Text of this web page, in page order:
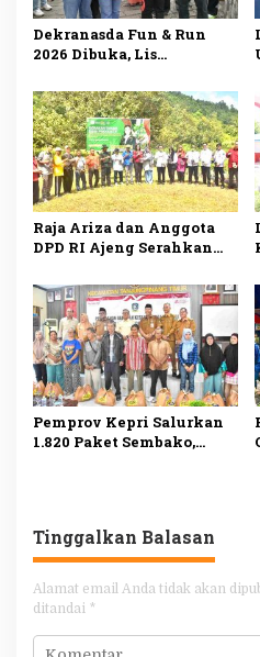
Dekranasda Fun & Run
2026 Dibuka, Lis
UMKM Tanjungpinang
Naik Kelas
Raja Ariza dan Anggota
DPD RI Ajeng Serahkan
untuk Kelompok Tani
Tanjungpinang
Pemprov Kepri Salurkan
1.820 Paket Sembako,
Tinggalkan Balasan
Alamat email Anda tidak akan
ditandai *